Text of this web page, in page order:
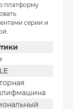
платформу
серии и